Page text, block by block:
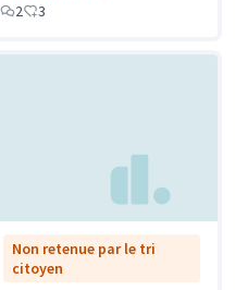
2 3
Non retenue par le tri
citoyen